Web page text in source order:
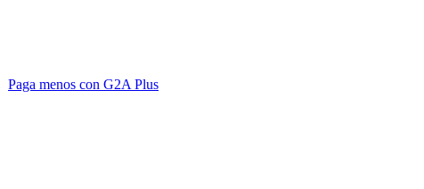
Paga menos con G2A Plus